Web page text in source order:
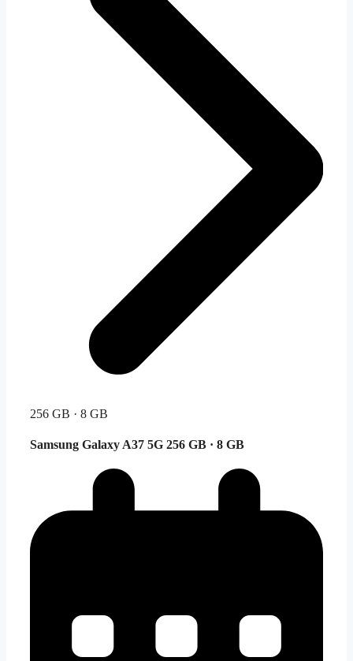
256 GB · 8 GB
Samsung Galaxy A37 5G 256 GB · 8 GB